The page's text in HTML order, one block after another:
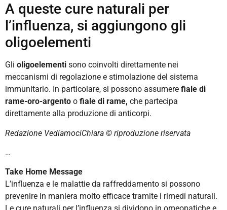
A queste cure naturali per
l’influenza, si aggiungono gli
oligoelementi
Gli oligoelementi sono coinvolti direttamente nei
meccanismi di regolazione e stimolazione del sistema
immunitario. In particolare, si possono assumere fiale di
rame-oro-argento o fiale di rame, che partecipa
direttamente alla produzione di anticorpi.
Redazione VediamociChiara ©️ riproduzione riservata
…
Take Home Message
L’influenza e le malattie da raffreddamento si possono
prevenire in maniera molto efficace tramite i rimedi naturali.